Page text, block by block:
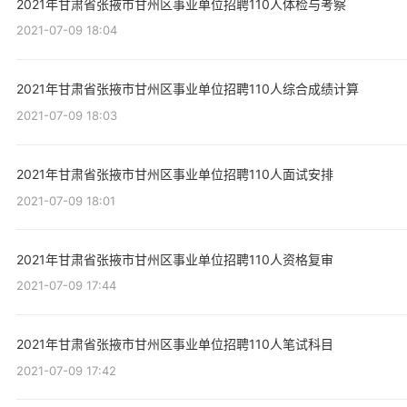
2021年甘肃省张掖市甘州区事业单位招聘110人体检与考察
2021-07-09 18:04
2021年甘肃省张掖市甘州区事业单位招聘110人综合成绩计算
2021-07-09 18:03
2021年甘肃省张掖市甘州区事业单位招聘110人面试安排
2021-07-09 18:01
2021年甘肃省张掖市甘州区事业单位招聘110人资格复审
2021-07-09 17:44
2021年甘肃省张掖市甘州区事业单位招聘110人笔试科目
2021-07-09 17:42